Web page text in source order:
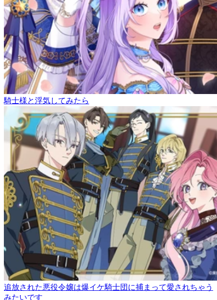
騎士様と浮気してみたら
追放された悪役令嬢は爆イケ騎士団に捕まって愛されちゃう
みたいです